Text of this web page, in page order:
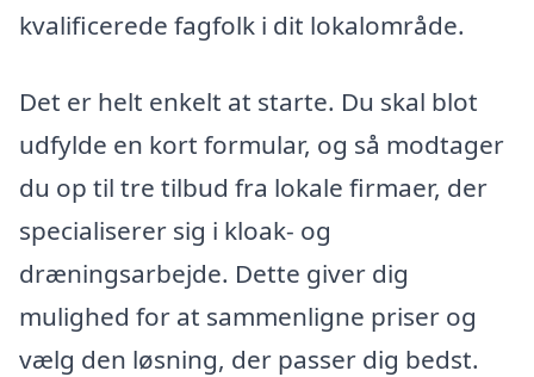
kvalificerede fagfolk i dit lokalområde.
Det er helt enkelt at starte. Du skal blot
udfylde en kort formular, og så modtager
du op til tre tilbud fra lokale firmaer, der
specialiserer sig i kloak- og
dræningsarbejde. Dette giver dig
mulighed for at sammenligne priser og
vælg den løsning, der passer dig bedst.